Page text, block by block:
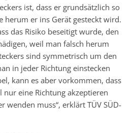
ist, dass er grundsätzlich so
herum er ins Gerät gesteckt wird.
das Risiko beseitigt wurde, den
weil man falsch herum
sind symmetrisch um den
in jeder Richtung einstecken
kann es aber vorkommen, dass
nur eine Richtung akzeptieren
wenden muss“, erklärt TÜV SÜD-